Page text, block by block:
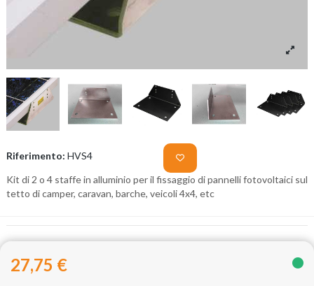
Riferimento: HVS4
Kit di 2 o 4 staffe in alluminio per il fissaggio di pannelli fotovoltaici sul
tetto di camper, caravan, barche, veicoli 4x4, etc
27,75 €